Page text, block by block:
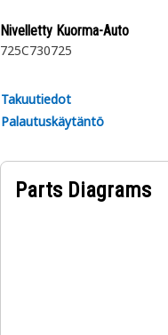
Nivelletty Kuorma-Auto
725C730725
Takuutiedot
Palautuskäytäntö
Parts Diagrams